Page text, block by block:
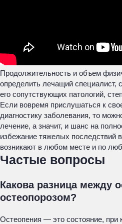
Продолжительность и объем
определить лечащий специалист,
его сопутствующих патологий,
Если вовремя прислушаться к
диагностику заболевания, то
лечение, а значит, и шанс на
избежание тяжелых последствий
возникают в любом месте и по
Частые вопросы
Какова разница между
остеопорозом?
Остеопения — это состояние, при